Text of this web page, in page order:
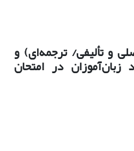
و تألیفی/ ترجمه‌ای) و
زبان‌آموزان در امتحان